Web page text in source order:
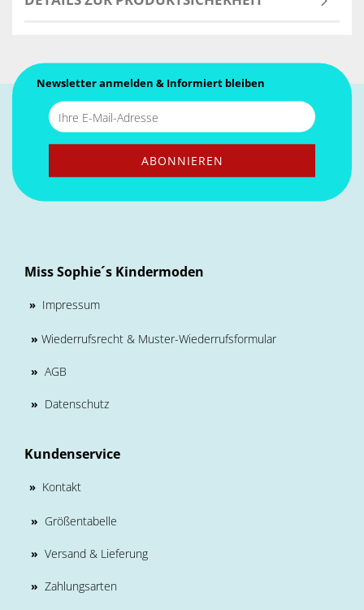
Newsletter anmelden & Informiert bleiben
Miss Sophie´s Kindermoden
» Impressum
» Wiederrufsrecht & Muster-Wiederrufsformular
» AGB
» Datenschutz
Kundenservice
» Kontakt
» Größentabelle
» Versand & Lieferung
» Zahlungsarten